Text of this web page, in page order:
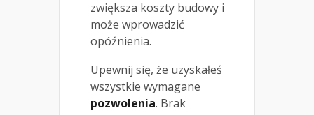
zwiększa koszty budowy i
może wprowadzić
opóźnienia.
Upewnij się, że uzyskałeś
wszystkie wymagane
pozwolenia. Brak